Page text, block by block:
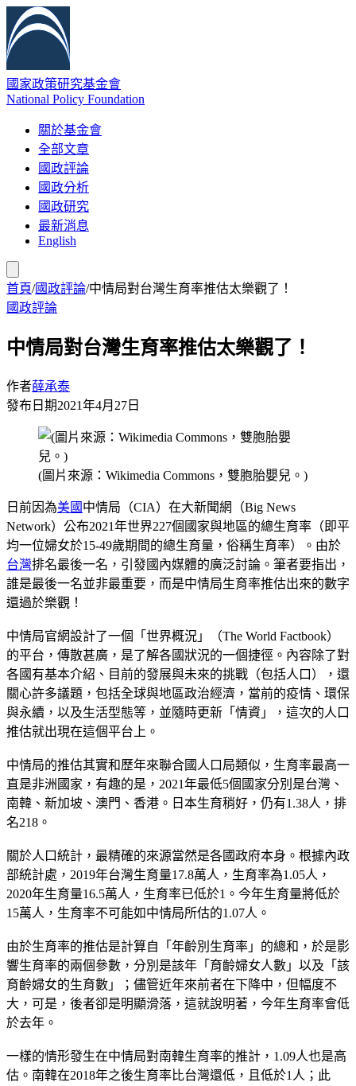
國家政策研究基金會
National Policy Foundation
關於基金會
全部文章
國政評論
國政分析
國政研究
最新消息
English
首頁/國政評論/中情局對台灣生育率推估太樂觀了！
國政評論
中情局對台灣生育率推估太樂觀了！
作者薛承泰
發布日期2021年4月27日
(圖片來源：Wikimedia Commons，雙胞胎嬰兒。)
日前因為美國 中情局（CIA）在大新聞網（Big News
Network）公布2021年世界227個國家與地區的總生育率（即平
均一位婦女於15-49歲期間的總生育量，俗稱生育率）。由於
台灣排名最後一名，引發國內媒體的廣泛討論。筆者要指出，
誰是最後一名並非最重要，而是中情局生育率推估出來的數字
還過於樂觀！
中情局官網設計了一個「世界概況」（The World Factbook）
的平台，傳散甚廣，是了解各國狀況的一個捷徑。內容除了對
各國有基本介紹、目前的發展與未來的挑戰（包括人口），還
關心許多議題，包括全球與地區政治經濟，當前的疫情、環保
與永續，以及生活型態等，並隨時更新「情資」，這次的人口
推估就出現在這個平台上。
中情局的推估其實和歷年來聯合國人口局類似，生育率最高一
直是非洲國家，有趣的是，2021年最低5個國家分別是台灣、
南韓、新加坡、澳門、香港。日本生育稍好，仍有1.38人，排
名218。
關於人口統計，最精確的來源當然是各國政府本身。根據內政
部統計處，2019年台灣生育量17.8萬人，生育率為1.05人，
2020年生育量16.5萬人，生育率已低於1。今年生育量將低於
15萬人，生育率不可能如中情局所估的1.07人。
由於生育率的推估是計算自「年齡別生育率」的總和，於是影
響生育率的兩個參數，分別是該年「育齡婦女人數」以及「該
育齡婦女的生育數」；儘管近年來前者在下降中，但幅度不
大，可是，後者卻是明顯滑落，這就說明著，今年生育率會低
於去年。
一樣的情形發生在中情局對南韓生育率的推計，1.09人也是高
估。南韓在2018年之後生育率比台灣還低，且低於1人；此